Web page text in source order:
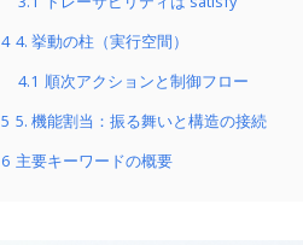
4 4. 挙動の柱（実行空間）
4.1 順次アクションと制御フロー
5 5. 機能割当：振る舞いと構造の接続
6 主要キーワードの概要